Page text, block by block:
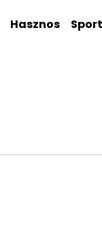
Hasznos